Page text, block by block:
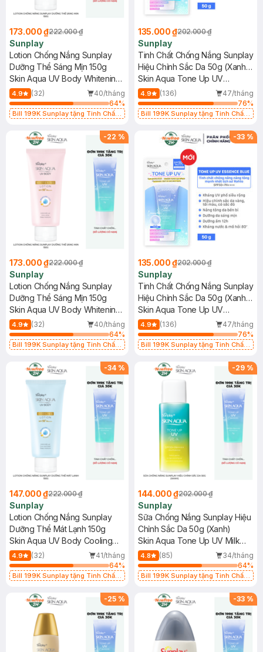
173.000 ₫222.000 ₫
Sunplay
Lotion Chống Nắng Sunplay
Dưỡng Thể Sáng Mịn 150g
Skin Aqua UV Body Whitening
Lotion SPF 50+ PA++++
4.9 (32)
40/tháng
64%
Bill 199K Sunplay tặng Tinh Chất
135.000 ₫202.000 ₫
Sunplay
Tinh Chất Chống Nắng Sunplay
Hiệu Chỉnh Sắc Da 50g (Xanh
Dương)
Skin Aqua Tone Up UV
Essence Blue SPF50+ PA++++
4.9 (136)
47/tháng
76%
Bill 199K Sunplay tặng Tinh Chất
-22 %
173.000 ₫222.000 ₫
Sunplay
Lotion Chống Nắng Sunplay
Dưỡng Thể Sáng Mịn 150g
Skin Aqua UV Body Whitening
Lotion SPF 50+ PA++++
4.9 (32)
40/tháng
64%
Bill 199K Sunplay tặng Tinh Chất
-33 %
135.000 ₫202.000 ₫
Sunplay
Tinh Chất Chống Nắng Sunplay
Hiệu Chỉnh Sắc Da 50g (Xanh
Dương)
Skin Aqua Tone Up UV
Essence Blue SPF50+ PA++++
4.9 (136)
47/tháng
76%
Bill 199K Sunplay tặng Tinh Chất
-34 %
147.000 ₫222.000 ₫
Sunplay
Lotion Chống Nắng Sunplay
Dưỡng Thể Mát Lạnh 150g
Skin Aqua UV Body Cooling
Lotion SPF50+ PA++++
4.9 (32)
41/tháng
64%
Bill 199K Sunplay tặng Tinh Chất
-29 %
144.000 ₫202.000 ₫
Sunplay
Sữa Chống Nắng Sunplay Hiệu
Chỉnh Sắc Da 50g (Xanh)
Skin Aqua Tone Up UV Milk
Mint Green SPF50+ PA++++
4.8 (85)
34/tháng
64%
Bill 199K Sunplay tặng Tinh Chất
-25 % -33 %